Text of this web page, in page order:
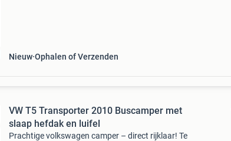
Nieuw Ophalen of Verzenden
VW T5 Transporter 2010 Buscamper met
slaap hefdak en luifel
Prachtige volkswagen camper – direct rijklaar! Te